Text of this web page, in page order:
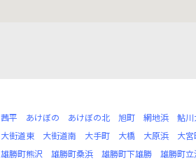
茜平 あけぼの あけぼの北 旭町 網地浜 鮎川
大街道東 大街道南 大手町 大橋 大原浜 大
雄勝町熊沢 雄勝町桑浜 雄勝町下雄勝 雄勝町立